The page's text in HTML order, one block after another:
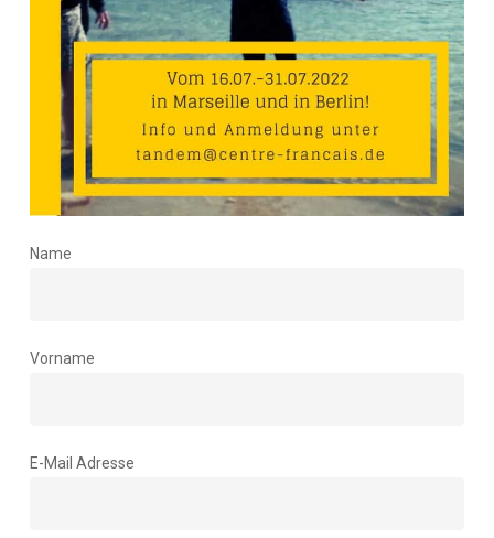
Name
Vorname
E-Mail Adresse